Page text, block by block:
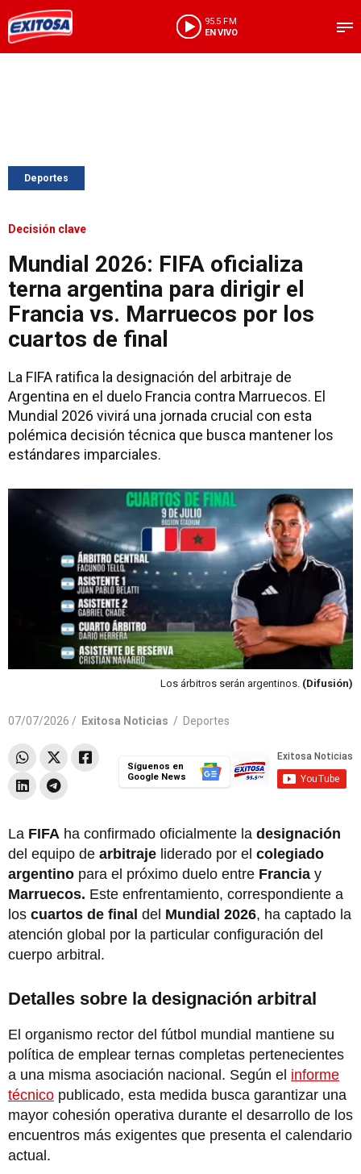
95.5 FM
EN VIVO
Deportes
Decisión clave
Mundial 2026: FIFA oficializa
terna argentina para dirigir el
Francia vs. Marruecos por los
cuartos de final
La FIFA ratifica la designación del arbitraje de
Argentina en el duelo Francia contra Marruecos. El
Mundial 2026 vivirá una jornada crucial con esta
polémica decisión técnica que busca mantener los
estándares imparciales.
Los árbitros serán argentinos. (Difusión)
07/07/2026 / Exitosa Noticias / Deportes
Síguenos en
Google News
La FIFA ha confirmado oficialmente la designación
del equipo de arbitraje liderado por el colegiado
argentino para el próximo duelo entre Francia y
Marruecos. Este enfrentamiento, correspondiente a
los cuartos de final del Mundial 2026, ha captado la
atención global por la particular configuración del
cuerpo arbitral.
Detalles sobre la designación arbitral
El organismo rector del fútbol mundial mantiene su
política de emplear ternas completas pertenecientes
a una misma asociación nacional. Según el informe
técnico publicado, esta medida busca garantizar una
mayor cohesión operativa durante el desarrollo de los
encuentros más exigentes que presenta el calendario
actual.